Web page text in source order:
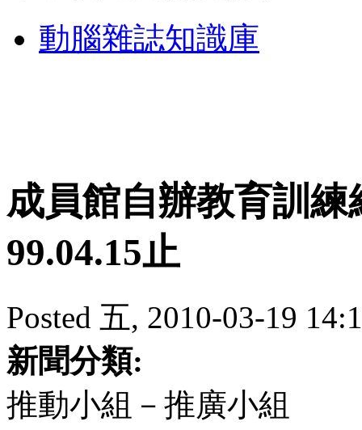
動腦雜誌知識庫
成員館自辦教育訓
99.04.15止
Posted 五, 2010-03-19
新聞分類:
推動小組－推廣小組